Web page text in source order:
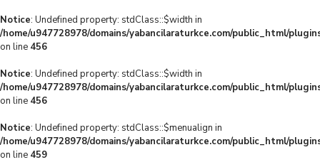
Notice: Undefined property: stdClass::$width in
/home/u947728978/domains/yabancilaraturkce.com/public_html/
on line 456
Notice: Undefined property: stdClass::$width in
/home/u947728978/domains/yabancilaraturkce.com/public_html/
on line 456
Notice: Undefined property: stdClass::$menualign in
/home/u947728978/domains/yabancilaraturkce.com/public_html/
on line 459